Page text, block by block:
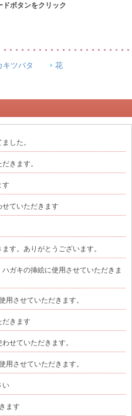
ドボタンをクリック
キツバタ
花
した。
きます。
す
ていただきます
す。ありがとうございます。
ガキの挿絵に使用させていただきま
用させていただきます。
だきます
せていただきます。
用させていただきます。
い
ます